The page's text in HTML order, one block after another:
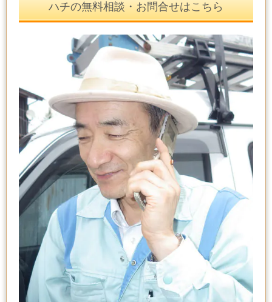
ハチの無料相談・お問合せはこちら